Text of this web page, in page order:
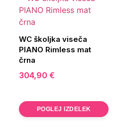
WC školjka viseča
PIANO Rimless mat
črna
304,90 €
POGLEJ IZDELEK